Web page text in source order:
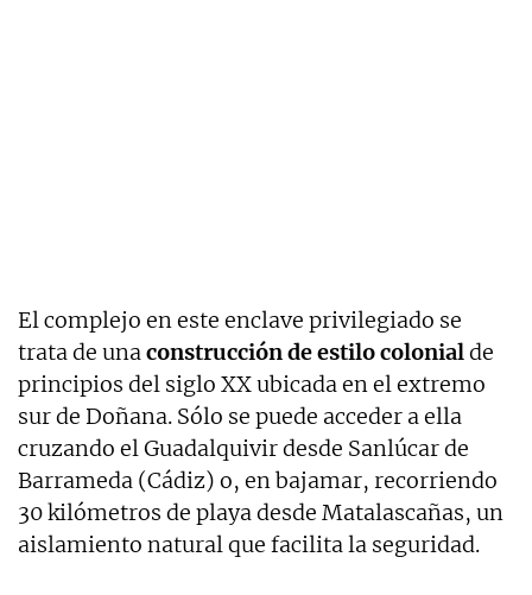
El complejo en este enclave privilegiado se
trata de una construcción de estilo colonial de
principios del siglo XX ubicada en el extremo
sur de Doñana. Sólo se puede acceder a ella
cruzando el Guadalquivir desde Sanlúcar de
Barrameda (Cádiz) o, en bajamar, recorriendo
30 kilómetros de playa desde Matalascañas, un
aislamiento natural que facilita la seguridad.